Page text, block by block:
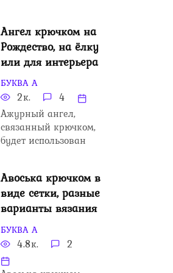
Ангел крючком на
Рождество, на ёлку
или для интерьера
БУКВА А
2к.
4
Ажурный ангел,
связанный крючком,
будет использован
Авоська крючком в
виде сетки, разные
варианты вязания
БУКВА А
4.8к. 2